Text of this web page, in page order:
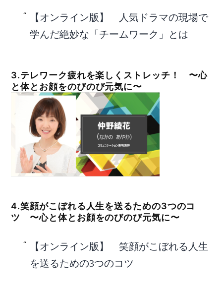
【オンライン版】 人気ドラマの現場で
学んだ絶妙な「チームワーク」とは
3.テレワーク疲れを楽しくストレッチ！ 〜心
と体とお顔をのびのび元気に〜
4.笑顔がこぼれる人生を送るための3つのコ
ツ 〜心と体とお顔をのびのび元気に〜
【オンライン版】 笑顔がこぼれる人生
を送るための3つのコツ